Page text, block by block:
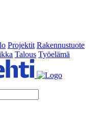
Projektit Rakennustuote
Talous Työelämä